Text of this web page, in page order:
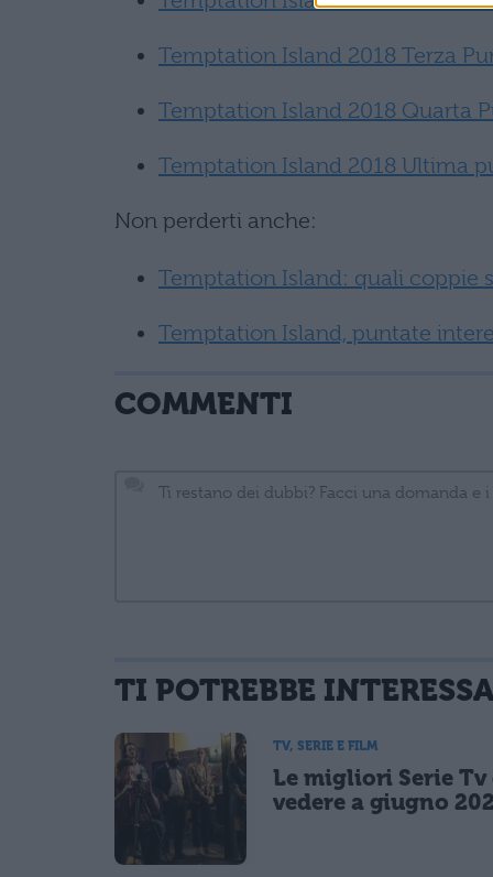
Temptation Island 2018 Terza
Temptation Island 2018 Quarta
Temptation Island 2018 Ultima
Non perderti anche:
Temptation Island: quali coppie
Temptation Island, puntate
COMMENTI
informativa privacy
. Pubblicando questo commento dai il consenso
Ho letto e acconsento l' informativasulla privacy
Acconsento all'uso dei miei dati da parte di terzi per
CONFERMA E PUBBLICA
TI POTREBBE
TV, SERIE E FILM
Le migliori Serie Tv
vedere a giugno